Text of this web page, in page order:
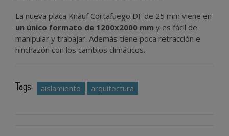
La nueva placa Knauf Cortafuego DF de 25 mm viene en
un único formato de 1200x2000 mm y es fácil de
manipular y trabajar. Además tiene poca retracción e
hinchazón con los cambios climáticos.
Tags: aislamiento arquitectura